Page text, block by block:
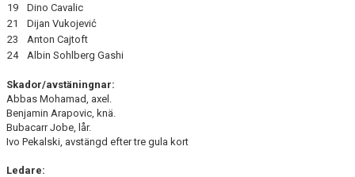
19
Dino Cavalic
21
Dijan Vukojević
23
Anton Cajtoft
24
Albin Sohlberg Gashi
Skador/avstäningnar:
Abbas Mohamad, axel.
Benjamin Arapovic, knä.
Bubacarr Jobe, lår.
Ivo Pekalski, avstängd efter tre gula kort
Ledare: